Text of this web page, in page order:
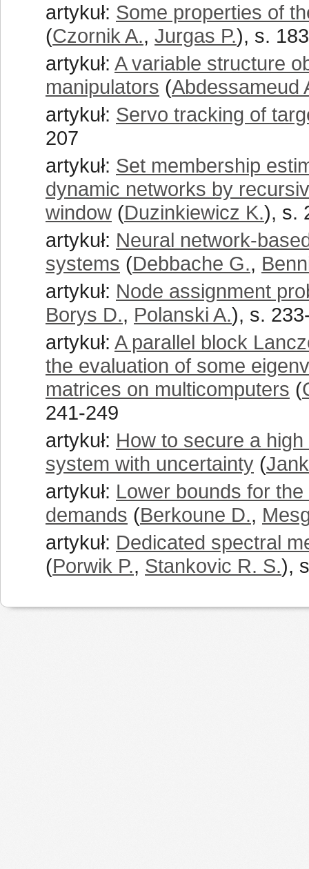
artykuł: Some properties of
(Czornik A., Jurgas P.), s.
artykuł: A variable structure
manipulators (Abdessameud
artykuł: Servo tracking of
207
artykuł: Set membership
dynamic networks by
window (Duzinkiewicz K.), s.
artykuł: Neural network-
systems (Debbache G.,
artykuł: Node assignment
Borys D., Polanski A.), s.
artykuł: A parallel block
the evaluation of some
matrices on multicomputers (
241-249
artykuł: How to secure a
system with uncertainty (
artykuł: Lower bounds for
demands (Berkoune D.,
artykuł: Dedicated spectral
(Porwik P., Stankovic R. S.),